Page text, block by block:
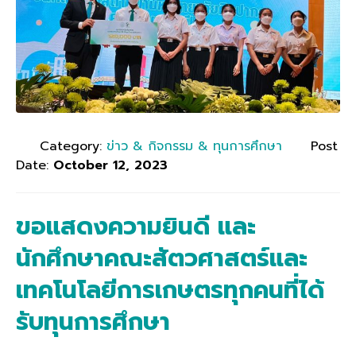
Category: ข่าว & กิจกรรม & ทุนการศึกษา
Post
Date: October 12, 2023
ขอแสดงความยินดี และ
นักศึกษาคณะสัตวศาสตร์และ
เทคโนโลยีการเกษตรทุกคนที่ได้
รับทุนการศึกษา